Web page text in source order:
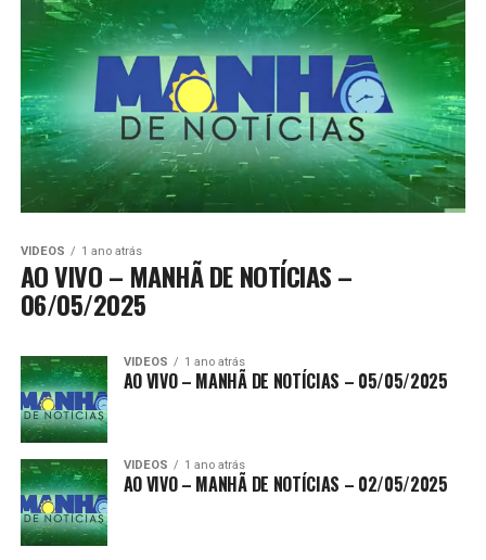
VIDEOS 1 ano atrás
AO VIVO – MANHÃ DE NOTÍCIAS –
06/05/2025
VIDEOS 1 ano atrás
AO VIVO – MANHÃ DE NOTÍCIAS – 05/05/2025
VIDEOS 1 ano atrás
AO VIVO – MANHÃ DE NOTÍCIAS – 02/05/2025